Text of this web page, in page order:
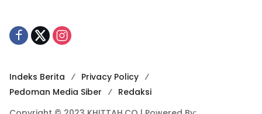
Indeks Berita
Privacy Policy
Pedoman Media Siber
Redaksi